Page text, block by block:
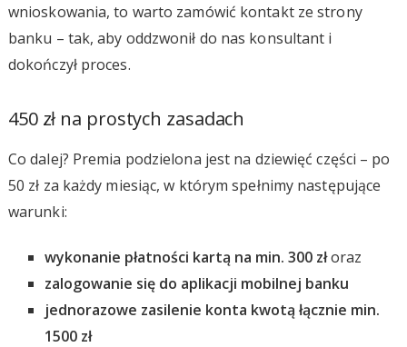
wnioskowania, to warto zamówić kontakt ze strony
banku – tak, aby oddzwonił do nas konsultant i
dokończył proces.
450 zł na prostych zasadach
Co dalej? Premia podzielona jest na dziewięć części – po
50 zł za każdy miesiąc, w którym spełnimy następujące
warunki:
wykonanie płatności kartą na min. 300 złoraz
zalogowanie się do aplikacji mobilnej banku
jednorazowe zasilenie konta kwotą łącznie min.
1500 zł